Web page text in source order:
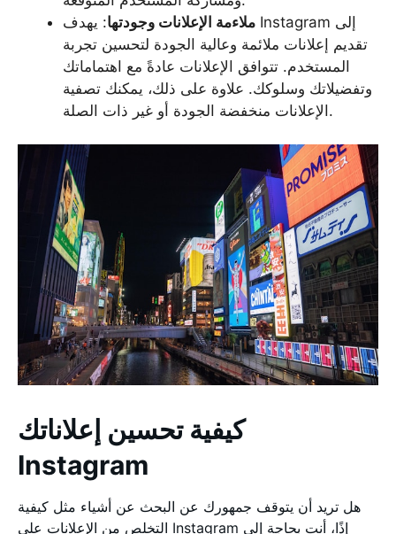
ملاءمة الإعلانات وجودتها: يهدف Instagram إلى
تقديم إعلانات ملائمة وعالية الجودة لتحسين تجربة
المستخدم. تتوافق الإعلانات عادةً مع اهتماماتك
وتفضيلاتك وسلوكك. علاوة على ذلك، يمكنك تصفية
الإعلانات منخفضة الجودة أو غير ذات الصلة.
كيفية تحسين إعلاناتك
Instagram
هل تريد أن يتوقف جمهورك عن البحث عن أشياء مثل كيفية
التخلص من الإعلانات على Instagram إذًا، أنت بحاجة إلى